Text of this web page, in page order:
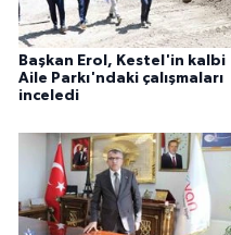
Başkan Erol, Kestel'in kalbi
Aile Parkı'ndaki çalışmaları
inceledi
YEREL
Yerel Haberler